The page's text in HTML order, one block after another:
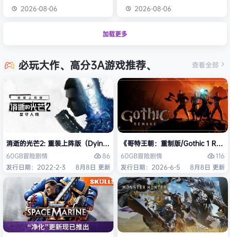
2026-08-06 2026-08-06
加载更多
必玩大作、高分3A游戏推荐、 查看全部
消逝的光芒2: 重装上阵版（Dying Light 2 Stay Human: Reloaded
60GB冒险剧情
86
发行日期：2022-2-3
8月8日 更新
《哥特王朝：重制版/Gothic 1
60GB冒险剧情
116
发行日期：2026-6-5
8月8日 更新